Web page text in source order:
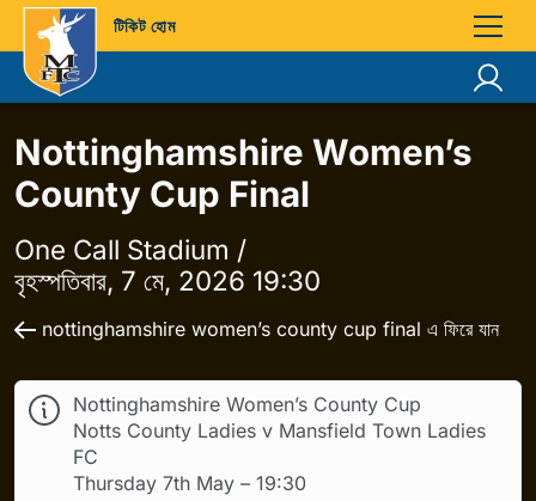
টিকিট হোম
Nottinghamshire Women’s
County Cup Final
One Call Stadium /
বৃহস্পতিবার, 7 মে, 2026 19:30
nottinghamshire women’s county cup final এ ফিরে যান
Nottinghamshire Women’s County Cup
Notts County Ladies v Mansfield Town Ladies
FC
Thursday 7th May – 19:30